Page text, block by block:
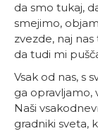
da smo tukaj,
smejimo,
zvezde, naj
da tudi mi
Vsak od nas, s
ga opravljamo,
Naši
gradniki sveta,